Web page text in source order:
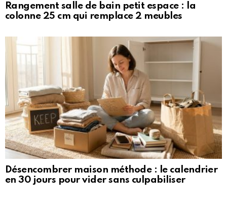
Rangement salle de bain petit espace : la
colonne 25 cm qui remplace 2 meubles
Désencombrer maison méthode : le calendrier
en 30 jours pour vider sans culpabiliser